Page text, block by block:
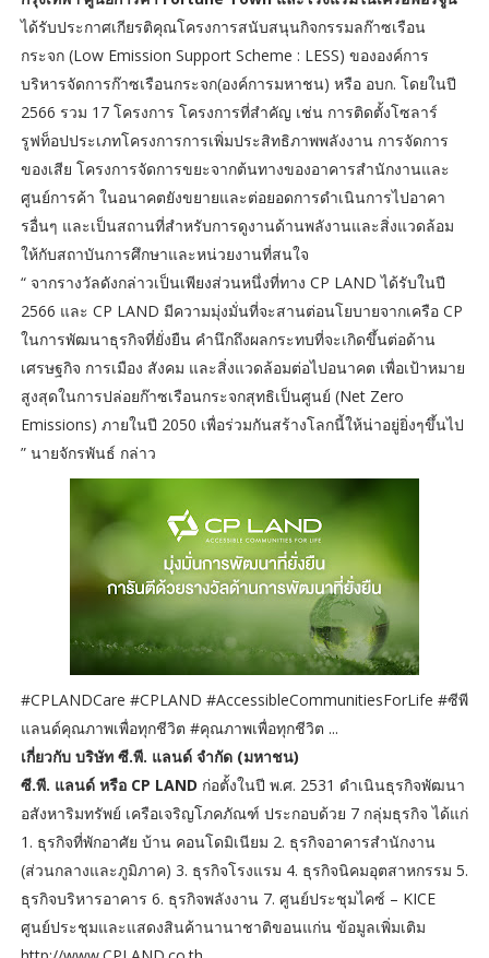
ได้รับประกาศเกียรติคุณโครงการสนับสนุนกิจกรรมลก๊าซเรือน
กระจก (Low Emission Support Scheme : LESS) ขององค์การ
บริหารจัดการก๊าซเรือนกระจก(องค์การมหาชน) หรือ อบก. โดยในปี
2566 รวม 17 โครงการ โครงการที่สำคัญ เช่น การติดตั้งโซลาร์
รูฟท็อปประเภทโครงการการเพิ่มประสิทธิภาพพลังงาน การจัดการ
ของเสีย โครงการจัดการขยะจากต้นทางของอาคารสำนักงานและ
ศูนย์การค้า ในอนาคตยังขยายและต่อยอดการดำเนินการไปอาคา
รอื่นๆ และเป็นสถานที่สำหรับการดูงานด้านพลังานและสิ่งแวดล้อม
ให้กับสถาบันการศึกษาและหน่วยงานที่สนใจ
“ จากรางวัลดังกล่าวเป็นเพียงส่วนหนึ่งที่ทาง CP LAND ได้รับในปี
2566 และ CP LAND มีความมุ่งมั่นที่จะสานต่อนโยบายจากเครือ CP
ในการพัฒนาธุรกิจที่ยั่งยืน คำนึกถึงผลกระทบที่จะเกิดขึ้นต่อด้าน
เศรษฐกิจ การเมือง สังคม และสิ่งแวดล้อมต่อไปอนาคต เพื่อเป้าหมาย
สูงสุดในการปล่อยก๊าซเรือนกระจกสุทธิเป็นศูนย์ (Net Zero
Emissions) ภายในปี 2050 เพื่อร่วมกันสร้างโลกนี้ให้น่าอยู่ยิ่งๆขึ้นไป
” นายจักรพันธ์ กล่าว
#CPLANDCare #CPLAND #AccessibleCommunitiesForLife #ซีพี
แลนด์คุณภาพเพื่อทุกชีวิต #คุณภาพเพื่อทุกชีวิต ...
เกี่ยวกับ บริษัท ซี.พี. แลนด์ จำกัด (มหาชน)
ซี.พี. แลนด์ หรือ CP LAND ก่อตั้งในปี พ.ศ. 2531 ดำเนินธุรกิจพัฒนา
อสังหาริมทรัพย์ เครือเจริญโภคภัณฑ์ ประกอบด้วย 7 กลุ่มธุรกิจ ได้แก่
1. ธุรกิจที่พักอาศัย บ้าน คอนโดมิเนียม 2. ธุรกิจอาคารสำนักงาน
(ส่วนกลางและภูมิภาค) 3. ธุรกิจโรงแรม 4. ธุรกิจนิคมอุตสาหกรรม 5.
ธุรกิจบริหารอาคาร 6. ธุรกิจพลังงาน 7. ศูนย์ประชุมไคซ์ – KICE
ศูนย์ประชุมและแสดงสินค้านานาชาติขอนแก่น ข้อมูลเพิ่มเติม